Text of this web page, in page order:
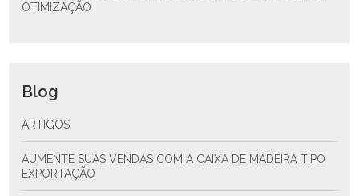
OTIMIZAÇÃO
Blog
ARTIGOS
AUMENTE SUAS VENDAS COM A CAIXA DE MADEIRA TIPO
EXPORTAÇÃO